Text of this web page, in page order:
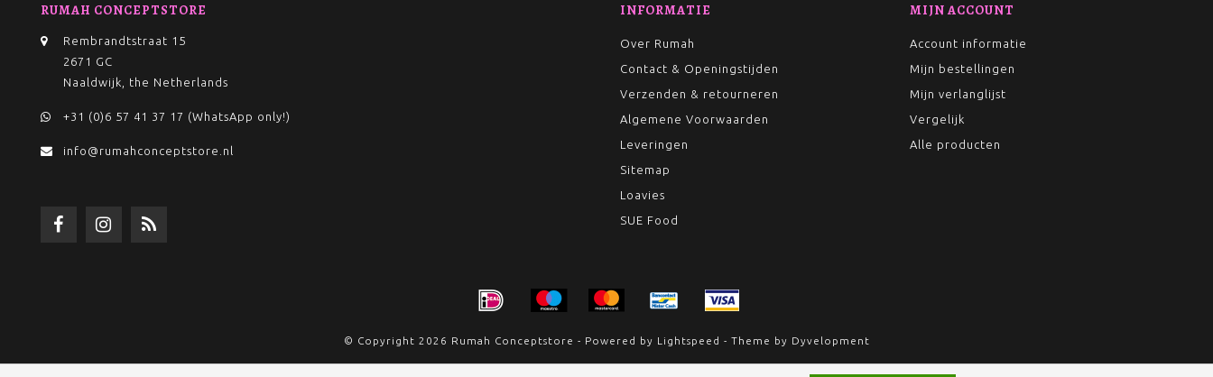
RUMAH CONCEPTSTORE
Rembrandtstraat 15
2671 GC
Naaldwijk, the Netherlands
+31 (0)6 57 41 37 17 (WhatsApp only!)
info@rumahconceptstore.nl
INFORMATIE
Over Rumah
Contact & Openingstijden
Verzenden & retourneren
Algemene Voorwaarden
Leveringen
Sitemap
Loavies
SUE Food
MIJN ACCOUNT
Account informatie
Mijn bestellingen
Mijn verlanglijst
Vergelijk
Alle producten
© Copyright 2026 Rumah Conceptstore - Powered by Lightspeed - Theme by Dyvelopment